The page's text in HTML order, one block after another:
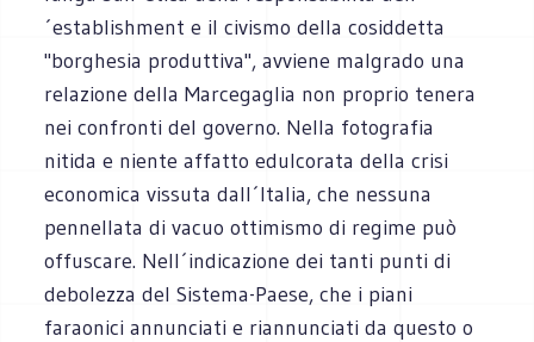
´establishment e il civismo della cosiddetta
"borghesia produttiva", avviene malgrado una
relazione della Marcegaglia non proprio tenera
nei confronti del governo. Nella fotografia
nitida e niente affatto edulcorata della crisi
economica vissuta dall´Italia, che nessuna
pennellata di vacuo ottimismo di regime può
offuscare. Nell´indicazione dei tanti punti di
debolezza del Sistema-Paese, che i piani
faraonici annunciati e riannunciati da questo o